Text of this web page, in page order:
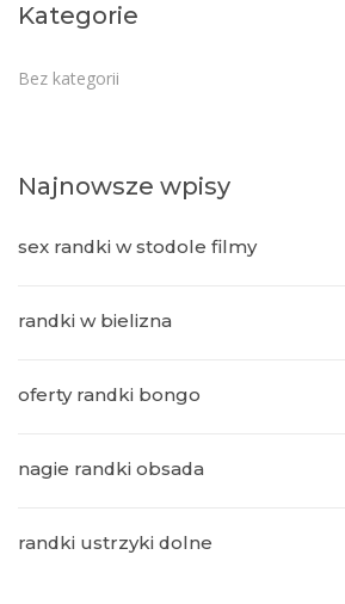
Kategorie
Bez kategorii
Najnowsze wpisy
sex randki w stodole filmy
randki w bielizna
oferty randki bongo
nagie randki obsada
randki ustrzyki dolne